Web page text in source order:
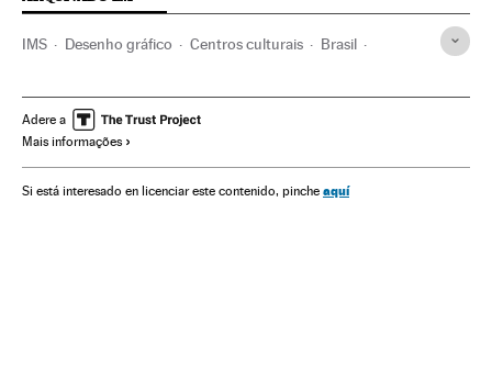
IMS Desenho gráfico Centros culturais Brasil
América Latina Ilustração
Arte
Adere a
Mais informações
Si está interesado en licenciar este contenido, pinche aquí